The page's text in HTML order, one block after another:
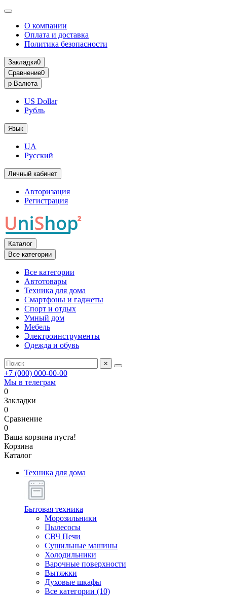
О компании
Оплата и доставка
Политика безопасности
Закладки0
Сравнение0
р Валюта
US Dollar
Рубль
Язык
UA
Русский
Личный кабинет
Авторизация
Регистрация
Каталог
Все категории
Все категории
Автотовары
Техника для дома
Смартфоны и гаджеты
Спорт и отдых
Умный дом
Мебель
Электроинструменты
Одежда и обувь
×
+7 (000) 000-00-00
Мы в телеграм
0
Закладки
0
Сравнение
0
Ваша корзина пуста!
Корзина
Каталог
Техника для дома
Бытовая техника
Морозильники
Пылесосы
СВЧ Печи
Сушильные машины
Холодильники
Варочные поверхности
Вытяжки
Духовые шкафы
Все категории (10)